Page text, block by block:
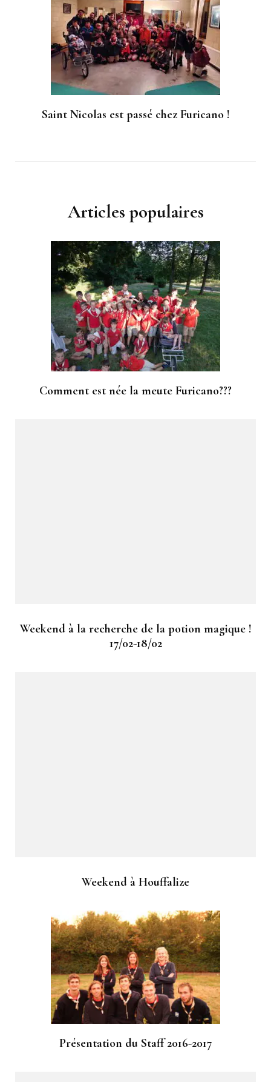
Saint Nicolas est passé chez Furicano !
Articles populaires
Comment est née la meute Furicano???
Weekend à la recherche de la potion magique !
17/02-18/02
Weekend à Houffalize
Présentation du Staff 2016-2017